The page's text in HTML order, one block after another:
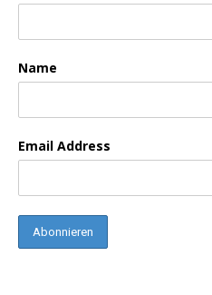
Name
Email Address